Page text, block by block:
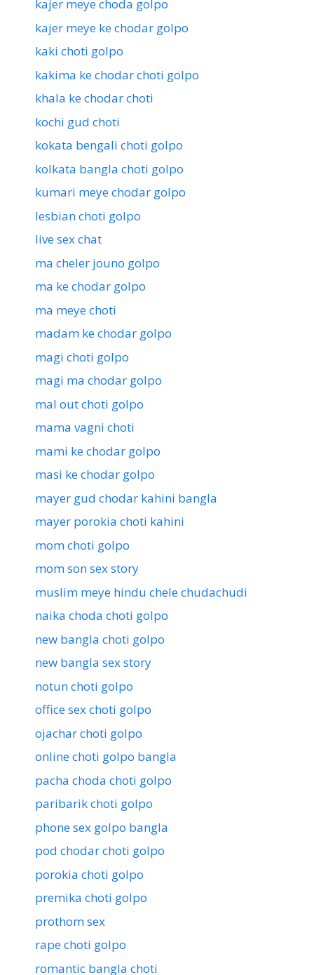
kajer meye choda golpo
kajer meye ke chodar golpo
kaki choti golpo
kakima ke chodar choti golpo
khala ke chodar choti
kochi gud choti
kokata bengali choti golpo
kolkata bangla choti golpo
kumari meye chodar golpo
lesbian choti golpo
live sex chat
ma cheler jouno golpo
ma ke chodar golpo
ma meye choti
madam ke chodar golpo
magi choti golpo
magi ma chodar golpo
mal out choti golpo
mama vagni choti
mami ke chodar golpo
masi ke chodar golpo
mayer gud chodar kahini bangla
mayer porokia choti kahini
mom choti golpo
mom son sex story
muslim meye hindu chele chudachudi
naika choda choti golpo
new bangla choti golpo
new bangla sex story
notun choti golpo
office sex choti golpo
ojachar choti golpo
online choti golpo bangla
pacha choda choti golpo
paribarik choti golpo
phone sex golpo bangla
pod chodar choti golpo
porokia choti golpo
premika choti golpo
prothom sex
rape choti golpo
romantic bangla choti